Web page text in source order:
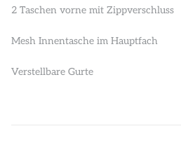
2 Taschen vorne mit Zippverschluss
Mesh Innentasche im Hauptfach
Verstellbare Gurte